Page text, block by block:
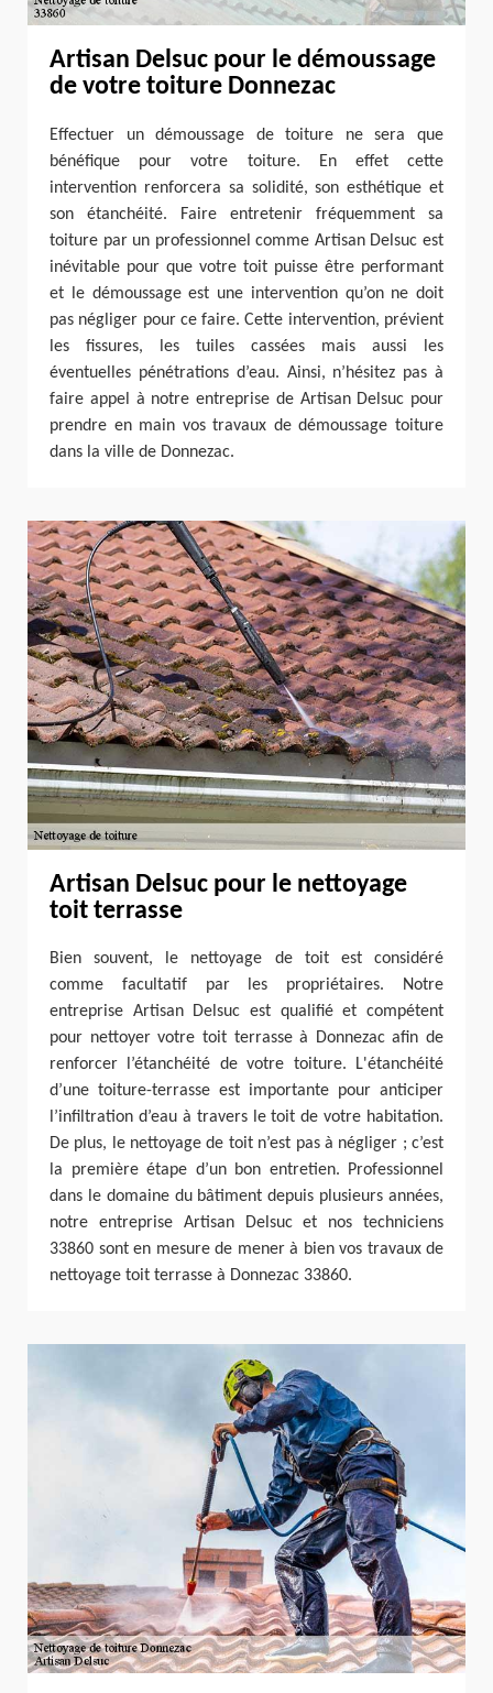
Artisan Delsuc pour le démoussage
de votre toiture Donnezac
Effectuer un démoussage de toiture ne sera que
bénéfique pour votre toiture. En effet cette
intervention renforcera sa solidité, son esthétique et
son étanchéité. Faire entretenir fréquemment sa
toiture par un professionnel comme Artisan Delsuc est
inévitable pour que votre toit puisse être performant
et le démoussage est une intervention qu’on ne doit
pas négliger pour ce faire. Cette intervention, prévient
les fissures, les tuiles cassées mais aussi les
éventuelles pénétrations d’eau. Ainsi, n’hésitez pas à
faire appel à notre entreprise de Artisan Delsuc pour
prendre en main vos travaux de démoussage toiture
dans la ville de Donnezac.
Artisan Delsuc pour le nettoyage
toit terrasse
Bien souvent, le nettoyage de toit est considéré
comme facultatif par les propriétaires. Notre
entreprise Artisan Delsuc est qualifié et compétent
pour nettoyer votre toit terrasse à Donnezac afin de
renforcer l’étanchéité de votre toiture. L'étanchéité
d’une toiture-terrasse est importante pour anticiper
l’infiltration d’eau à travers le toit de votre habitation.
De plus, le nettoyage de toit n’est pas à négliger ; c’est
la première étape d’un bon entretien. Professionnel
dans le domaine du bâtiment depuis plusieurs années,
notre entreprise Artisan Delsuc et nos techniciens
33860 sont en mesure de mener à bien vos travaux de
nettoyage toit terrasse à Donnezac 33860.